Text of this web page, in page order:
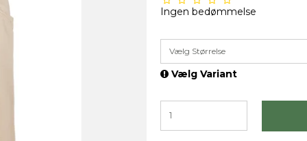
Ingen bedømmelse
Vælg Størrelse
Vælg Variant